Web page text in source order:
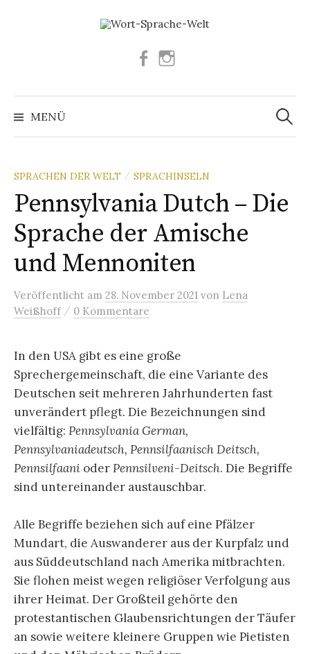
Facebook
MENÜ
Suchen
nach:
SPRACHEN DER WELT / SPRACHINSELN
Pennsylvania Dutch – Die
Sprache der Amische
und Mennoniten
Veröffentlicht am 28. November 2021 von Lena
Weißhoff / 0 Kommentare
In den USA gibt es eine große
Sprechergemeinschaft, die eine Variante des
Deutschen seit mehreren Jahrhunderten fast
unverändert pflegt. Die Bezeichnungen sind
vielfältig: Pennsylvania German,
Pennsylvaniadeutsch, Pennsilfaanisch Deitsch,
Pennsilfaani oderPennsilveni-Deitsch. Die Begriffe
sind untereinander austauschbar.
Alle Begriffe beziehen sich auf eine Pfälzer
Mundart, die Auswanderer aus der Kurpfalz und
aus Süddeutschland nach Amerika mitbrachten.
Sie flohen meist wegen religiöser Verfolgung aus
ihrer Heimat. Der Großteil gehörte den
protestantischen Glaubensrichtungen der Täufer
an sowie weitere kleinere Gruppen wie Pietisten